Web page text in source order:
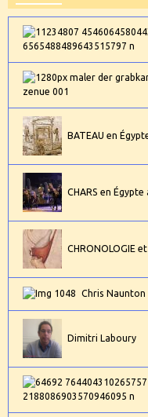
BATEAU en
CHARS en Égypte
CHRONOLOGIE
Chris Naunton
Dimitri Laboury